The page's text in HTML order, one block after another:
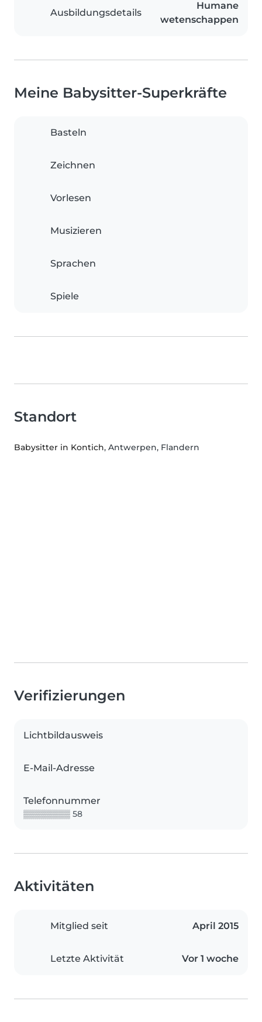
Ausbildungsdetails
Humane
wetenschappen
Meine Babysitter-Superkräfte
Basteln
Zeichnen
Vorlesen
Musizieren
Sprachen
Spiele
Standort
Babysitter in Kontich, Antwerpen, Flandern
Verifizierungen
Lichtbildausweis
E-Mail-Adresse
Telefonnummer
▒▒▒▒▒▒▒▒ 58
Aktivitäten
Mitglied seit April 2015
Letzte Aktivität Vor 1 woche